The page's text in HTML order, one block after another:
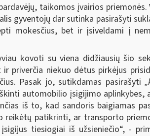
taikomos įvairios priemonės.
gyventojų dar sutinka pasirašyti
mokesčius, bet ir įsiveldami į
kovoti su viena didžiausių šio
priverčia niekuo dėtus pirkėjus
Pasak jo, sutikdamas pasirašyti
automobilio įsigijimo aplinkybes,
iš to, kad sandoris baigiamas
reikėtų patikrinti, ar transporto
tiesiogiai iš užsieniečio“, -